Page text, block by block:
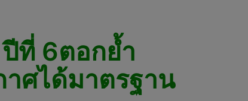
ที่ 6ตอกย้ำ
ศได้มาตรฐาน